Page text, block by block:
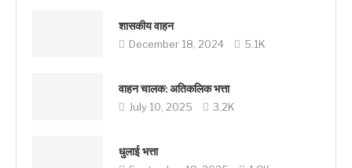
शासकीय वाहन
December 18, 2024 5.1K
वाहन चालक: अतिकलिक भत्ता
July 10, 2025 3.2K
धुलाई भत्ता